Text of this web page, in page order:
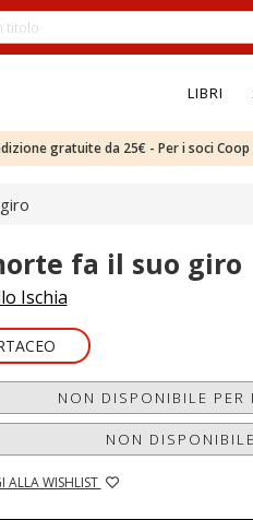
LIBRI
gratuite da 25€ - Per i soci
fa il suo giro
Ischia
NON DISPONIBILE PER
NON
ALLA WISHLIST